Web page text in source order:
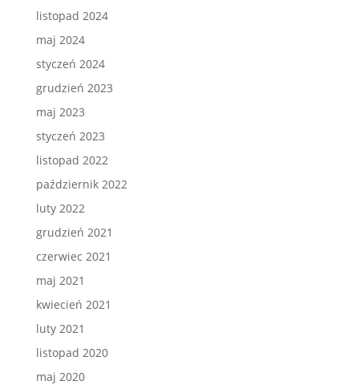
listopad 2024
maj 2024
styczeń 2024
grudzień 2023
maj 2023
styczeń 2023
listopad 2022
październik 2022
luty 2022
grudzień 2021
czerwiec 2021
maj 2021
kwiecień 2021
luty 2021
listopad 2020
maj 2020